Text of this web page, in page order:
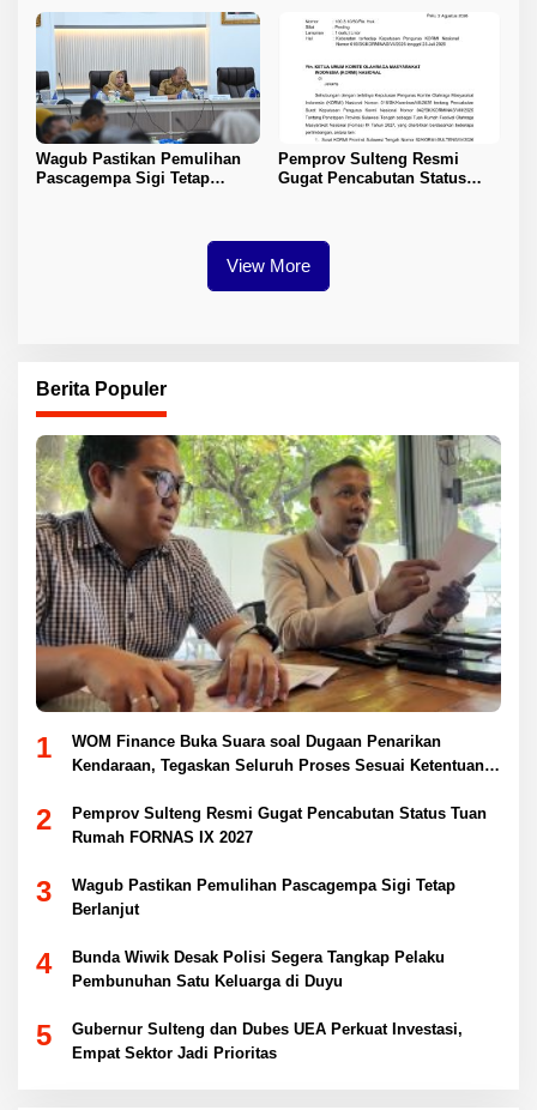
Wagub Pastikan Pemulihan
Pascagempa Sigi Tetap
Pemprov Sulteng Resmi
Gugat Pencabutan Status
View More
Berita Populer
1
WOM Finance Buka Suara soal Dugaan Penarikan
Kendaraan, Tegaskan Seluruh Proses Sesuai Ketentuan
2
Pemprov Sulteng Resmi Gugat Pencabutan Status Tuan
Rumah FORNAS IX 2027
3
Wagub Pastikan Pemulihan Pascagempa Sigi Tetap
Berlanjut
4
Bunda Wiwik Desak Polisi Segera Tangkap Pelaku
Pembunuhan Satu Keluarga di Duyu
5
Gubernur Sulteng dan Dubes UEA Perkuat Investasi,
Empat Sektor Jadi Prioritas